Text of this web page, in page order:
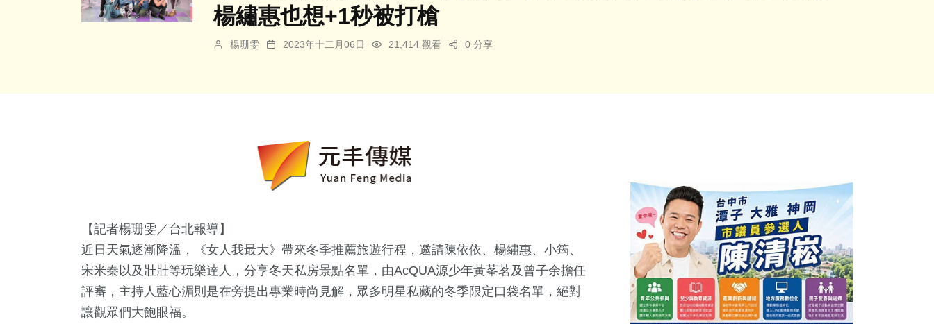
楊繡惠也想+1秒被打槍
楊珊雯 2023年十二月06日 21,414 觀看 0 分享
【記者楊珊雯／台北報導】
近日天氣逐漸降溫，《女人我最大》帶來冬季推薦旅遊行程，邀請陳依依、楊繡惠、小筠、
宋米秦以及壯壯等玩樂達人，分享冬天私房景點名單，由AcQUA源少年黃莑茗及曾子余擔任
評審，主持人藍心湄則是在旁提出專業時尚見解，眾多明星私藏的冬季限定口袋名單，絕對
讓觀眾們大飽眼福。